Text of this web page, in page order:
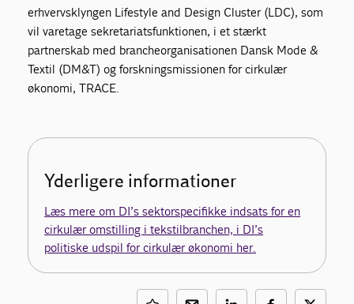
erhvervsklyngen Lifestyle and Design Cluster (LDC), som
vil varetage sekretariatsfunktionen, i et stærkt
partnerskab med brancheorganisationen Dansk Mode &
Textil (DM&T) og forskningsmissionen for cirkulær
økonomi, TRACE.
Yderligere informationer
Læs mere om DI’s sektorspecifikke indsats for en
cirkulær omstilling i tekstilbranchen, i DI’s
politiske udspil for cirkulær økonomi her.